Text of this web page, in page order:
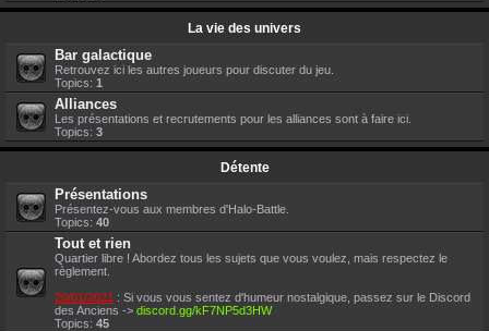
La vie des univers
Bar galactique
Retrouvez ici les autres joueurs pour discuter du jeu.
Topics: 1
Alliances
Les présentations et recrutements pour les alliances sont à faire ici.
Topics: 3
Détente
Présentations
Présentez-vous aux membres d'Halo-Battle.
Topics: 40
Tout et rien
Quartier libre ! Abordez tous les sujets que vous voulez, mais respectez le
règlement.
20/01/2021 : Si vous vous sentez d'humeur nostalgique, passez sur le Discord
des Anciens -> discord.gg/kF7NP5d3HW
Topics: 45